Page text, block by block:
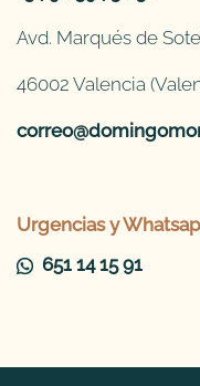
Avd. Marqués de
46002 Valencia
Urgencias y
651 14 15 91